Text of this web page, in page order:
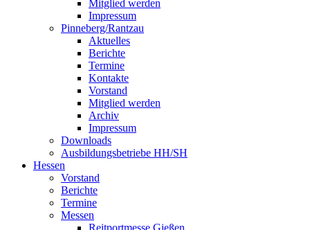
Mitglied werden
Impressum
Pinneberg/Rantzau
Aktuelles
Berichte
Termine
Kontakte
Vorstand
Mitglied werden
Archiv
Impressum
Downloads
Ausbildungsbetriebe HH/SH
Hessen
Vorstand
Berichte
Termine
Messen
Reitportmesse Gießen